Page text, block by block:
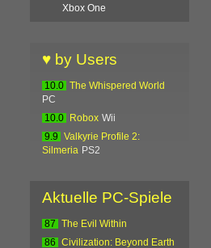
Xbox One
♥ by Users
10.0 The Whispered World
PC
10.0
Robox Wii
9.9
Valkyrie Profile 2:
Silmeria PS2
Aktuelle PC-Spiele
87
The Evil Within
86
Civilization: Beyond Earth